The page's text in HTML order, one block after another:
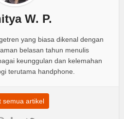
W. P.
yang biasa dikenal dengan
belasan tahun menulis
keunggulan dan kelemahan
terutama handphone.
semua artikel